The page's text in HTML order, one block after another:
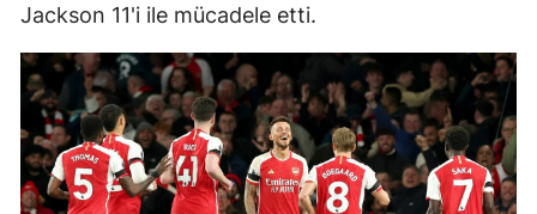
Jackson 11'i ile mücadele etti.